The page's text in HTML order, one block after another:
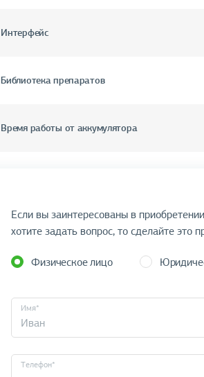
Интерфейс
Библиотека препаратов
Время работы от аккумулятора
Если вы заинтересованы в
хотите задать вопрос, то сделайте это
Физическое лицо
Имя*
Телефон*